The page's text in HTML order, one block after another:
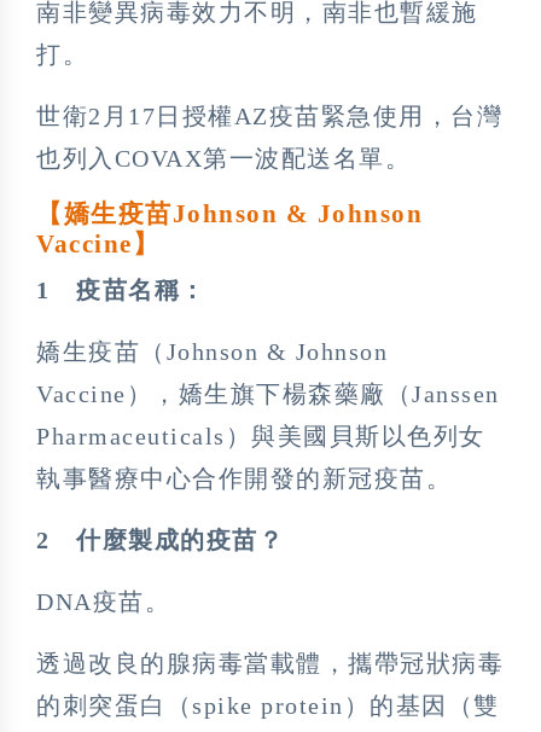
南非變異病毒效力不明，南非也暫緩施
打。
世衛2月17日授權AZ疫苗緊急使用，台灣
也列入COVAX第一波配送名單。
【嬌生疫苗Johnson & Johnson
Vaccine 】
1 疫苗名稱：
嬌生疫苗（Johnson & Johnson
Vaccine），嬌生旗下楊森藥廠（Janssen
Pharmaceuticals）與美國貝斯以色列女
執事醫療中心合作開發的新冠疫苗。
2什麼製成的疫苗？
DNA疫苗。
透過改良的腺病毒當載體，攜帶冠狀病毒
的刺突蛋白（spike protein）的基因（雙